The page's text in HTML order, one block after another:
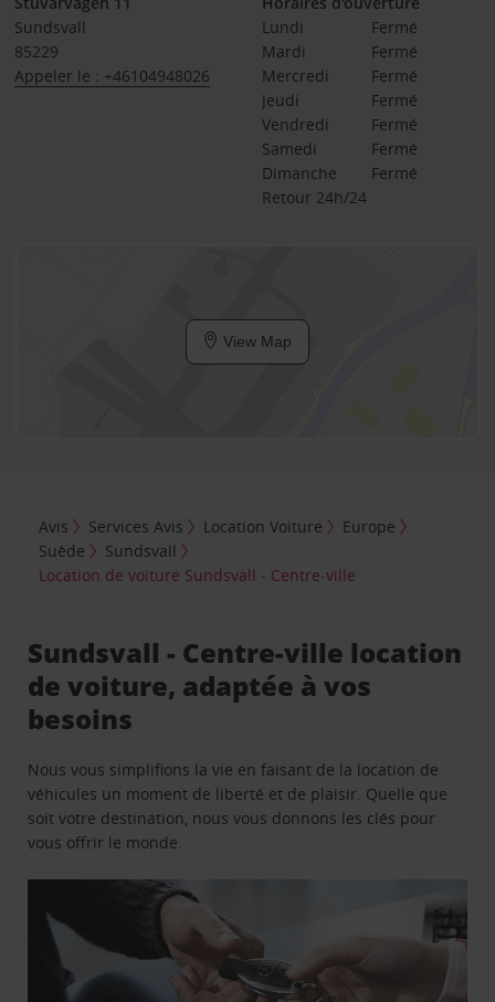
Sundsvall
85229
Appeler le : +46104948026
Lundi
Fermé
Mardi
Fermé
Mercredi
Fermé
Jeudi
Fermé
Vendredi
Fermé
Samedi
Fermé
Dimanche
Fermé
Retour 24h/24
View Map
Avis Services Avis Location Voiture
Europe
Suède
Sundsvall
Location de voiture Sundsvall - Centre-ville
Sundsvall - Centre-ville location
de voiture, adaptée à vos
besoins
Nous vous simplifions la vie en faisant de la location de
véhicules un moment de liberté et de plaisir. Quelle que
soit votre destination, nous vous donnons les clés pour
vous offrir le monde.